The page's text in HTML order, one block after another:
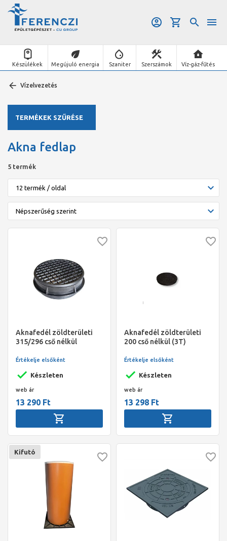
Készülékek Megújuló energia Szaniter Szerszámok Víz-gáz-fűtés
Vízelvezetés
Akna fedlap
5 termék
Aknafedél zöldterületi
315/296 cső nélkül
Készleten
Értékelje elsőként
web ár
13 290 Ft
Aknafedél zöldterületi
200 cső nélkül (3T)
Készleten
Értékelje elsőként
web ár
13 298 Ft
Kifutó
TERMÉKEK SZŰRÉSE